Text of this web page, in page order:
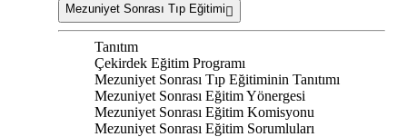
Mezuniyet Sonrası Tıp Eğitimi
Tanıtım
Çekirdek Eğitim Programı
Mezuniyet Sonrası Tıp Eğitiminin Tanıtımı
Mezuniyet Sonrası Eğitim Yönergesi
Mezuniyet Sonrası Eğitim Komisyonu
Mezuniyet Sonrası Eğitim Sorumluları